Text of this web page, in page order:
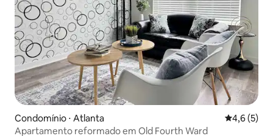
Condomínio ⋅ Atlanta 4,6 de
4,6 (5)
Apartamento reformado em Old Fourth Ward